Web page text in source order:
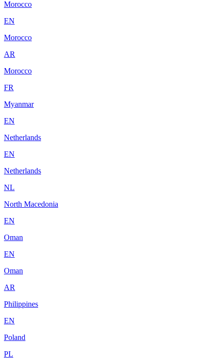
Morocco
EN
Morocco
AR
Morocco
FR
Myanmar
EN
Netherlands
EN
Netherlands
NL
North Macedonia
EN
Oman
EN
Oman
AR
Philippines
EN
Poland
PL